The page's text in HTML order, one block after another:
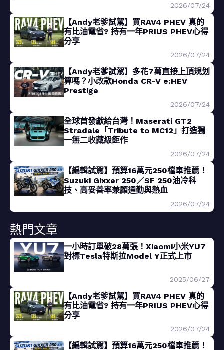
2026/07/24
【Andy老爹試駕】買RAV4 PHEV 真的
有比油電省? 持有一年PRIUS PHEV心得
分享
2026/07/24
【Andy老爹試駕】多花7萬直接上頂規划
算嗎？小改款Honda CR-V e:HEV
Prestige
2026/07/24
全球首發獻給台灣！Maserati GT2
Stradale「Tribute to MC12」打造獨
一無二收藏級鉅作
2026/07/24
【編輯試駕】預算16萬元250檔車推薦！
Suzuki Gixxer 250／SF 250油冷科
技、高妥善率兼顧通勤與熱血
2026/07/24
熱門文章
一小時訂單破28萬張！Xiaomi小米YU7
對標Tesla特斯拉Model Y正式上市
2025/06/27
【Andy老爹試駕】買RAV4 PHEV 真的
有比油電省? 持有一年PRIUS PHEV心得
分享
2026/07/24
【編輯試駕】預算16萬元250檔車推薦！